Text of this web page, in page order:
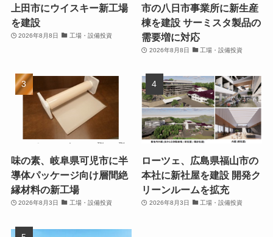
上田市にウイスキー新工場
を建設
2026年8月8日 工場・設備投資
市の八日市事業所に新生産
棟を建設 サーミスタ製品の
需要増に対応
2026年8月8日 工場・設備投資
味の素、岐阜県可児市に半
導体パッケージ向け層間絶
縁材料の新工場
2026年8月3日 工場・設備投資
ローツェ、広島県福山市の
本社に新社屋を建設 開発ク
リーンルームを拡充
2026年8月3日 工場・設備投資